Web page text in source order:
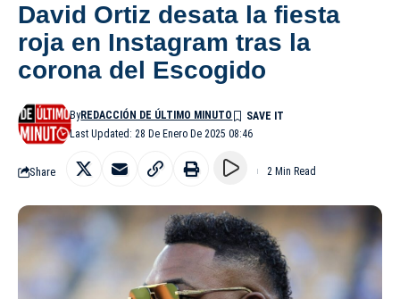
David Ortiz desata la fiesta
roja en Instagram tras la
corona del Escogido
Last Updated: 28 De Enero De 2025 08:46
ByREDACCIÓN DE ÚLTIMO MINUTO
Share 2 Min Read